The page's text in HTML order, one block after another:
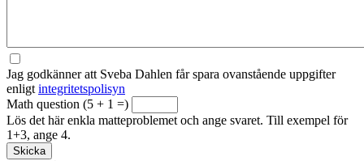
Jag godkänner att Sveba Dahlen får spara ovanstående uppgifter
enligt integritetspolisyn
Math question (5 + 1 =)
Lös det här enkla matteproblemet och ange svaret. Till exempel för
1+3, ange 4.